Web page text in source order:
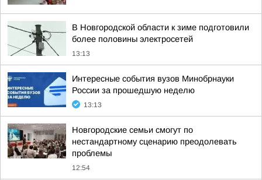
В Новгородской области к зиме подготовили
более половины электросетей
13:13
Интересные события вузов Минобрнауки
России за прошедшую неделю
13:13
Новгородские семьи смогут по
нестандартному сценарию преодолевать
проблемы
12:54